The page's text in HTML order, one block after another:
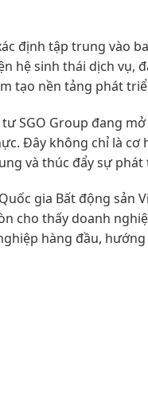
định tập trung vào
hệ sinh thái dịch vụ,
tạo nền tảng phát
SGO Group đang
Đây không chỉ là
và thúc đẩy sự
gia Bất động sản
cho thấy doanh
hàng đầu,